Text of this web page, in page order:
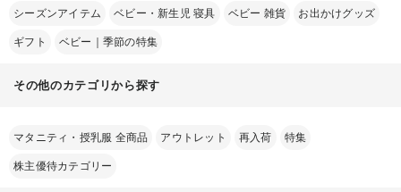
シーズンアイテム ベビー・新生児 寝具 ベビー 雑貨 お出かけグッズ
ギフト ベビー｜季節の特集
その他のカテゴリから探す
マタニティ・授乳服 全商品 アウトレット 再入荷 特集
株主優待カテゴリー